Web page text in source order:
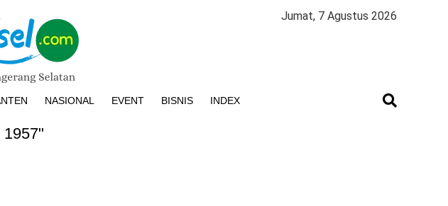
Jumat, 7 Agustus 2026
NASIONAL EVENT BISNIS INDEX